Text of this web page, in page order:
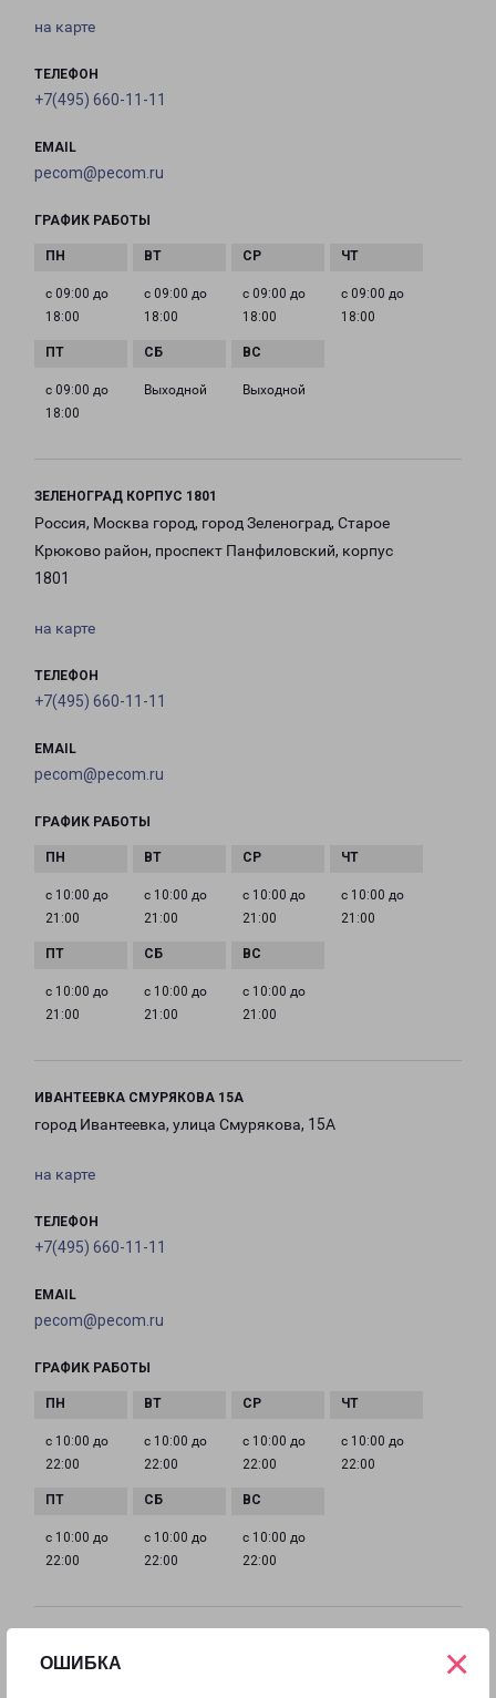
ОШИБКА ×
на карте
ТЕЛЕФОН
+7(495) 660-11-11
EMAIL
pecom@pecom.ru
ГРАФИК РАБОТЫ
с 09:00 до
18:00
с 09:00 до
18:00
с 09:00 до
18:00
с 09:00 до
18:00
с 09:00 до
18:00
Выходной Выходной
ЗЕЛЕНОГРАД КОРПУС 1801
Россия, Москва город, город Зеленоград, Старое
Крюково район, проспект Панфиловский, корпус
1801
на карте
ТЕЛЕФОН
+7(495) 660-11-11
EMAIL
pecom@pecom.ru
ГРАФИК РАБОТЫ
с 10:00 до
21:00
с 10:00 до
21:00
с 10:00 до
21:00
с 10:00 до
21:00
с 10:00 до
21:00
с 10:00 до
21:00
с 10:00 до
21:00
ИВАНТЕЕВКА СМУРЯКОВА 15А
город Ивантеевка, улица Смурякова, 15А
на карте
ТЕЛЕФОН
+7(495) 660-11-11
EMAIL
pecom@pecom.ru
ГРАФИК РАБОТЫ
с 10:00 до
22:00
с 10:00 до
22:00
с 10:00 до
22:00
с 10:00 до
22:00
с 10:00 до
22:00
с 10:00 до
22:00
с 10:00 до
22:00
Московская область, улица Московская, 9